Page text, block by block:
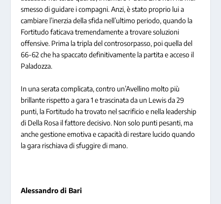
smesso di guidare i compagni. Anzi, è stato proprio lui a
cambiare l’inerzia della sfida nell’ultimo periodo, quando la
Fortitudo faticava tremendamente a trovare soluzioni
offensive. Prima la tripla del controsorpasso, poi quella del
66-62 che ha spaccato definitivamente la partita e acceso il
Paladozza.
In una serata complicata, contro un’Avellino molto più
brillante rispetto a gara 1 e trascinata da un Lewis da 29
punti, la Fortitudo ha trovato nel sacrificio e nella leadership
di Della Rosa il fattore decisivo. Non solo punti pesanti, ma
anche gestione emotiva e capacità di restare lucido quando
la gara rischiava di sfuggire di mano.
Alessandro di Bari